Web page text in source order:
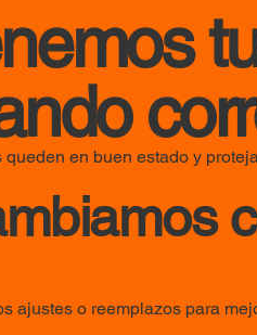
en buen estado y
ajustes o reemplazos para